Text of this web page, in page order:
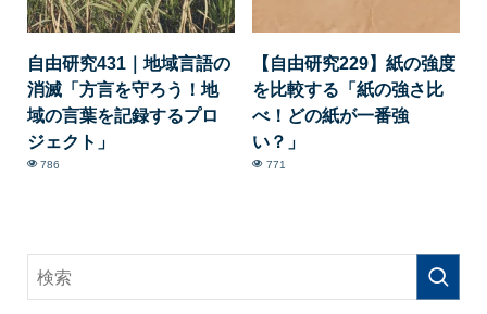
自由研究431｜地域言語の
消滅「方言を守ろう！地
域の言葉を記録するプロ
ジェクト」
786
【自由研究229】紙の強度
を比較する「紙の強さ比
べ！どの紙が一番強
い？」
771